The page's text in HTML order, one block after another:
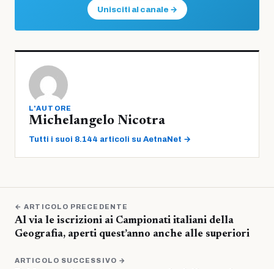
Unisciti al canale →
L'AUTORE
Michelangelo Nicotra
Tutti i suoi 8.144 articoli su AetnaNet →
← ARTICOLO PRECEDENTE
Al via le iscrizioni ai Campionati italiani della
Geografia, aperti quest’anno anche alle superiori
ARTICOLO SUCCESSIVO →